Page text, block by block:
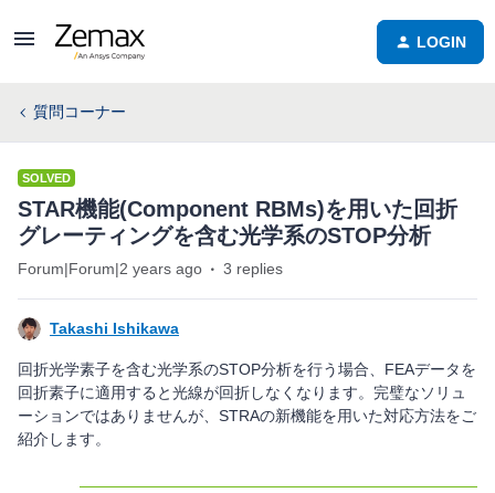
LOGIN
質問コーナー
SOLVED
STAR機能(Component RBMs)を用いた回折
グレーティングを含む光学系のSTOP分析
Forum|Forum|2 years ago 3 replies
Takashi Ishikawa
回折光学素子を含む光学系のSTOP分析を行う場合、FEAデータを
回折素子に適用すると光線が回折しなくなります。完璧なソリュ
ーションではありませんが、STRAの新機能を用いた対応方法をご
紹介します。